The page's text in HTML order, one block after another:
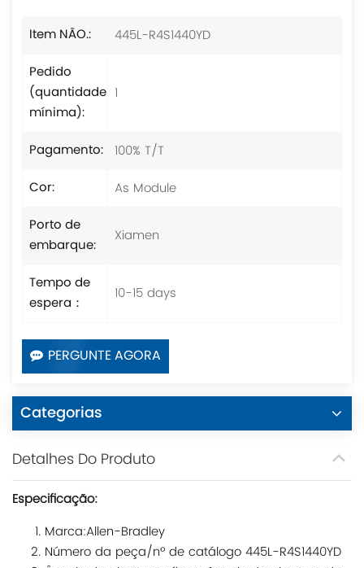
Item NÃO.:
445L-R4S1440YD
Pedido
(quantidade
mínima):
1
Pagamento: 100% T/T
Cor:
As Module
Porto de
embarque:
Xiamen
Tempo de
espera：
10-15 days
PERGUNTE AGORA
Categorias
Detalhes Do Produto
Especificação:
Marca:Allen-Bradley
Número da peça/nº de catálogo 445L-R4S1440YD